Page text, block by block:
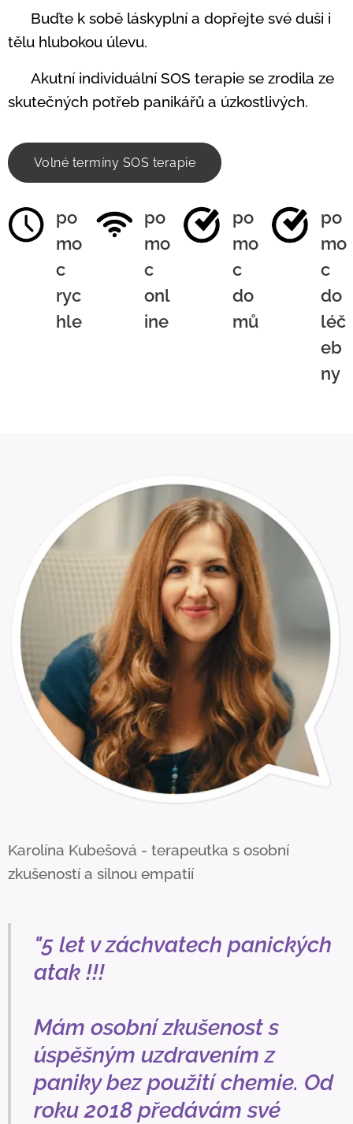
Buďte k sobě láskyplnía dopřejte své duši i
tělu hlubokou úlevu.
Akutní individuální SOS terapie se zrodila ze
skutečných potřeb panikářů a úzkostlivých.
Volné termíny SOS terapie
po
mo
c
ryc
hle
po
mo
c
onl
ine
po
mo
c
do
mů
po
mo
c
do
léč
eb
ny
Karolína Kubešová - terapeutka s osobní
zkušeností a silnou empatií
"5 let v záchvatech panických
atak !!!
Mám osobní zkušenost s
úspěšným uzdravením z
paniky bez použití chemie. Od
roku 2018 předávám své